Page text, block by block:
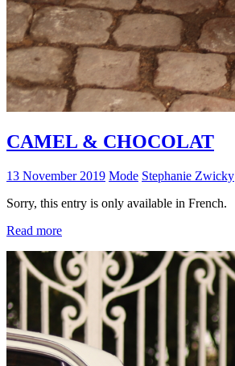
CAMEL & CHOCOLAT
13 November 2019 Mode Stephanie Zwicky
Sorry, this entry is only available in French.
Read more